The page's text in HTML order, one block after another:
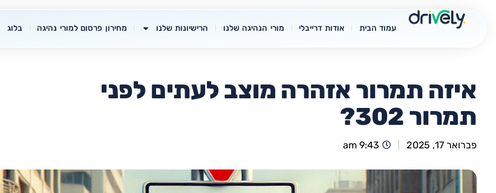
עמוד הבית אודות דרייבלי מורי הנהיגה שלנו הרישיונות שלנו מחירון פרסום למורי נהיגה בלוג
איזה תמרור אזהרה מוצב לעתים לפני
תמרור 302?
פברואר 17, 2025 9:43 am